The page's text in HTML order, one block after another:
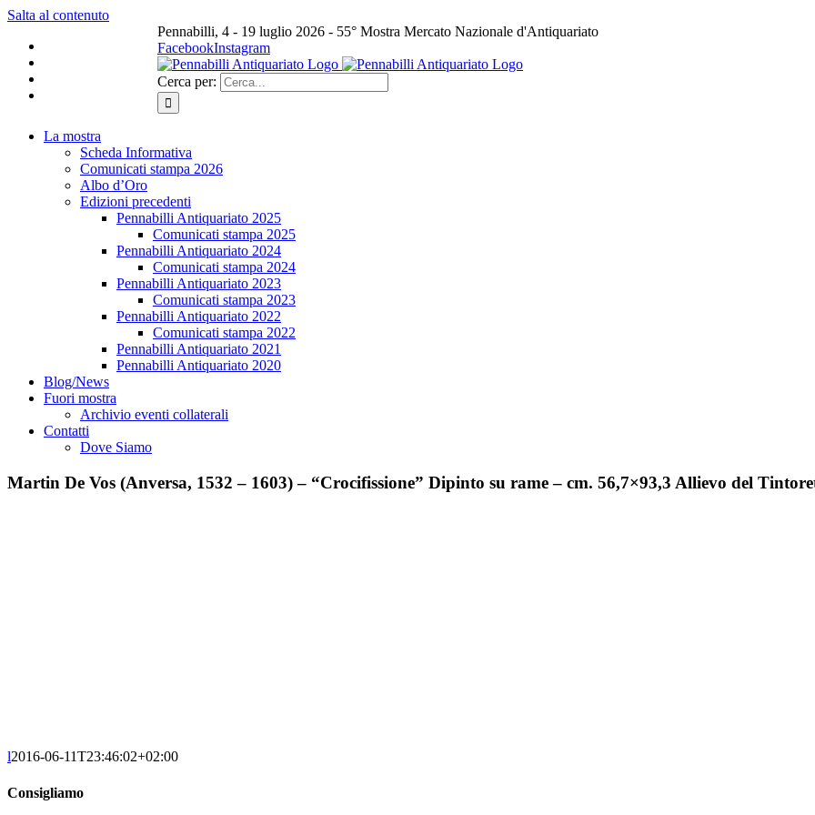
Salta al contenuto
Pennabilli, 4 - 19 luglio 2026 - 55° Mostra Mercato Nazionale d'Antiquariato
FacebookInstagram
Cerca per:
La mostra
Scheda Informativa
Comunicati stampa 2026
Albo d’Oro
Edizioni precedenti
Pennabilli Antiquariato 2025
Comunicati stampa 2025
Pennabilli Antiquariato 2024
Comunicati stampa 2024
Pennabilli Antiquariato 2023
Comunicati stampa 2023
Pennabilli Antiquariato 2022
Comunicati stampa 2022
Pennabilli Antiquariato 2021
Pennabilli Antiquariato 2020
Blog/News
Fuori mostra
Archivio eventi collaterali
Contatti
Dove Siamo
Martin De Vos (Anversa, 1532 – 1603) – “Crocifissione” Dipinto su rame – cm. 56,7×93,3 Allievo del
l2016-06-11T23:46:02+02:00
Consigliamo